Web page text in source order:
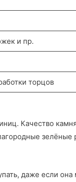
и пр.
торцов
Качество
зелёные
даже если она